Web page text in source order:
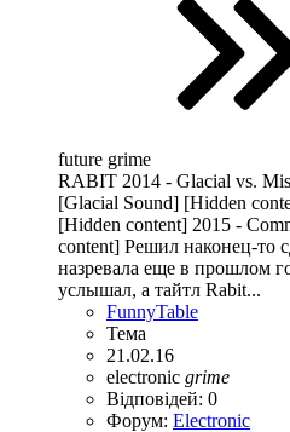
future grime
RABIT 2014 - Glacial vs.
[Glacial Sound] [Hidden
[Hidden content] 2015 -
content] Решил наконец-то
назревала еще в прошлом
услышал, а тайтл Rabit...
FunnyTable
Тема
21.02.16
electronic grime
Відповідей: 0
Форум: Electronic